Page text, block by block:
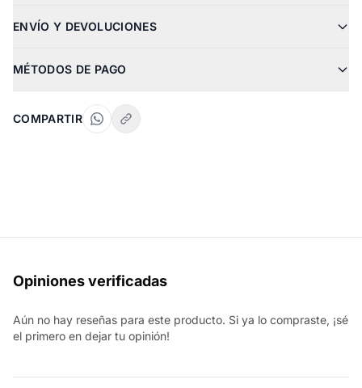
ENVÍO Y DEVOLUCIONES
MÉTODOS DE PAGO
COMPARTIR
Opiniones verificadas
Aún no hay reseñas para este producto. Si ya lo compraste, ¡sé
el primero en dejar tu opinión!